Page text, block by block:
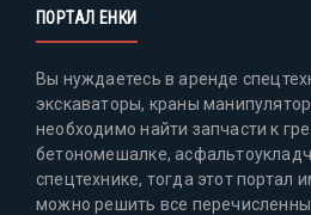
ПОРТАЛ ЕНКИ
Вы нуждаетесь в аренде
экскаваторы, краны
необходимо найти запчасти к
бетономешалке,
спецтехнике, тогда этот портал
можно решить все